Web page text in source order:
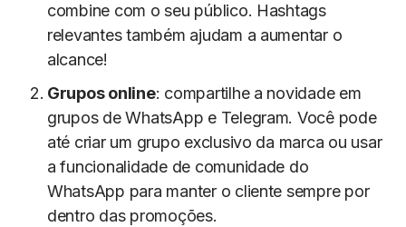
combine com o seu público. Hashtags
relevantes também ajudam a aumentar o
alcance!
Grupos online: compartilhe a novidade em
grupos de WhatsApp e Telegram. Você pode
até criar um grupo exclusivo da marca ou usar
a funcionalidade de comunidade do
WhatsApp para manter o cliente sempre por
dentro das promoções.